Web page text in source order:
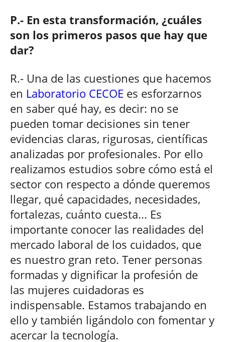
P.- En esta transformación, ¿cuáles
son los primeros pasos que hay que
dar?
R.- Una de las cuestiones que hacemos
en Laboratorio CECOE es esforzarnos
en saber qué hay, es decir: no se
pueden tomar decisiones sin tener
evidencias claras, rigurosas, científicas
analizadas por profesionales. Por ello
realizamos estudios sobre cómo está el
sector con respecto a dónde queremos
llegar, qué capacidades, necesidades,
fortalezas, cuánto cuesta... Es
importante conocer las realidades del
mercado laboral de los cuidados, que
es nuestro gran reto. Tener personas
formadas y dignificar la profesión de
las mujeres cuidadoras es
indispensable. Estamos trabajando en
ello y también ligándolo con fomentar y
acercar la tecnología.